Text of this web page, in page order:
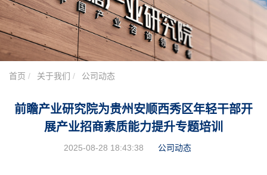
首页 关于我们 公司动态
前瞻产业研究院为贵州安顺西秀区年轻干部开
展产业招商素质能力提升专题培训
2025-08-28 18:43:38 公司动态